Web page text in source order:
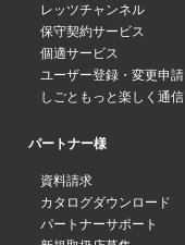
レッツチャンネル
保守契約サービス
個適サービス
ユーザー登録・変更申請
しごともっと楽しく通信
パートナー様
資料請求
カタログダウンロード
パートナーサポート